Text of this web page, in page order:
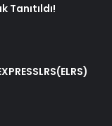
Tanıtıldı!